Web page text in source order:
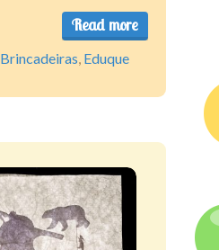
Read more
Brincadeiras, Eduque